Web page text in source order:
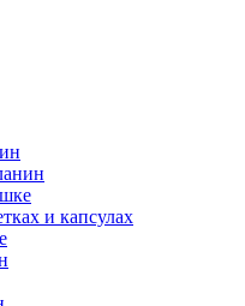
и капсулах